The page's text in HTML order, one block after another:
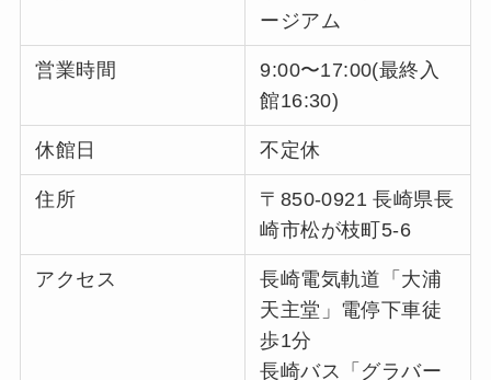
ージアム
営業時間
9:00〜17:00(最終入
館16:30)
休館日 不定休
住所
〒850-0921 長崎県長
崎市松が枝町5-6
アクセス
長崎電気軌道「大浦
天主堂」電停下車徒
歩1分
長崎バス「グラバー